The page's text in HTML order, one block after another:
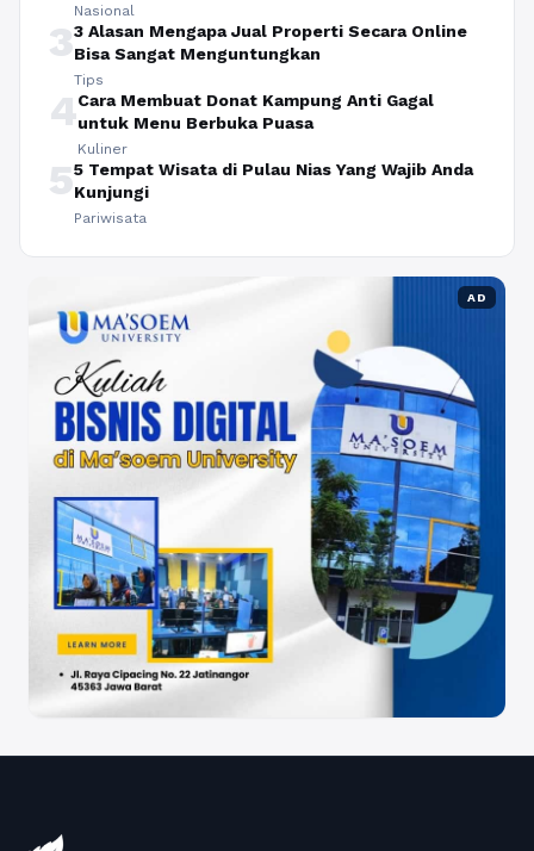
Nasional
33 Alasan Mengapa Jual Properti Secara Online
Bisa Sangat Menguntungkan
Tips
4Cara Membuat Donat Kampung Anti Gagal
untuk Menu Berbuka Puasa
Kuliner
55 Tempat Wisata di Pulau Nias Yang Wajib Anda
Kunjungi
Pariwisata
AD